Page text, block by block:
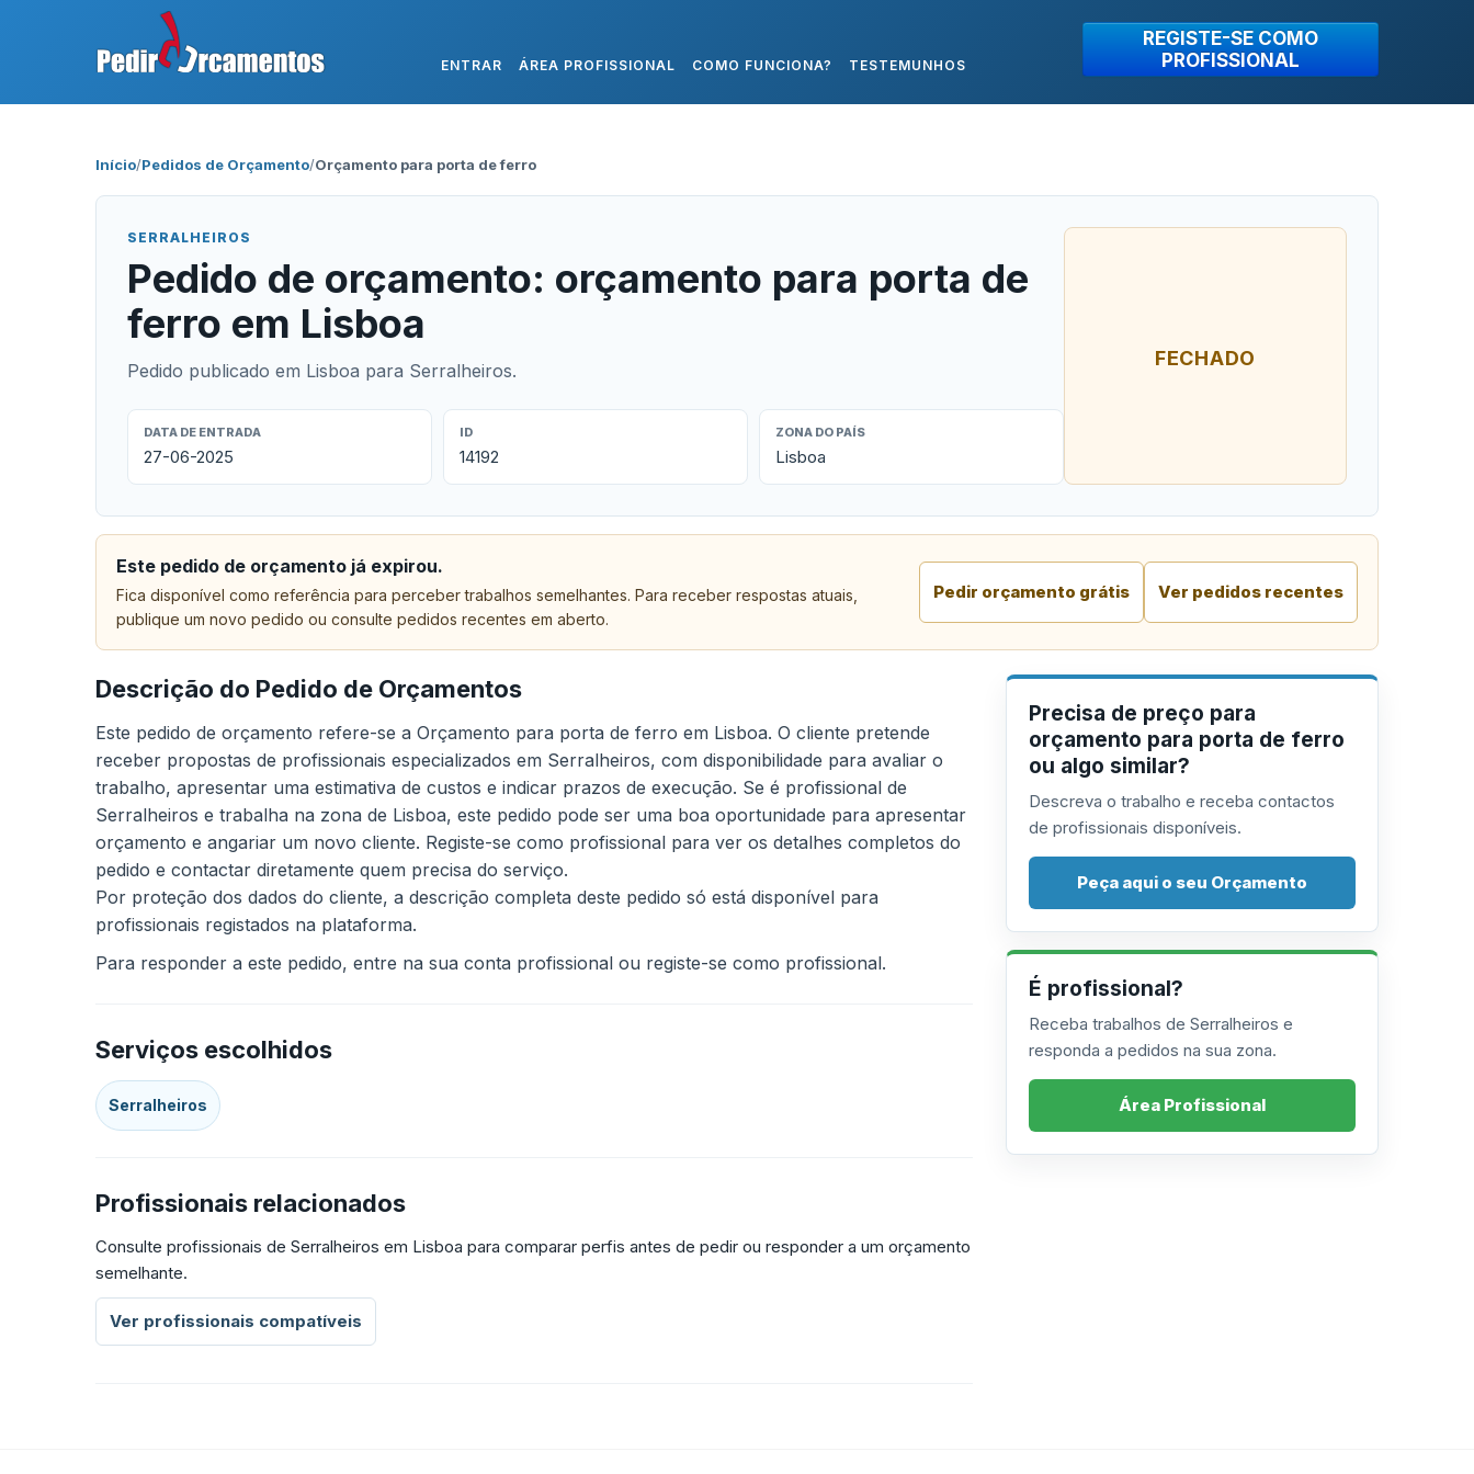
ENTRAR ÁREA PROFISSIONAL COMO FUNCIONA? TESTEMUNHOS
REGISTE-SE COMO
PROFISSIONAL
Início/Pedidos de Orçamento/Orçamento para porta de ferro
SERRALHEIROS
Pedido de orçamento: orçamento para porta de
ferro em Lisboa
Pedido publicado em Lisboa para Serralheiros.
DATA DE ENTRADA
27-06-2025
ID
14192
ZONA DO PAÍS
Lisboa
FECHADO
Este pedido de orçamento já expirou.
Fica disponível como referência para perceber trabalhos semelhantes. Para receber respostas atuais,
publique um novo pedido ou consulte pedidos recentes em aberto.
Pedir orçamento grátis Ver pedidos recentes
Descrição do Pedido de Orçamentos
Este pedido de orçamento refere-se a Orçamento para porta de ferro em Lisboa. O cliente pretende
receber propostas de profissionais especializados em Serralheiros, com disponibilidade para avaliar o
trabalho, apresentar uma estimativa de custos e indicar prazos de execução. Se é profissional de
Serralheiros e trabalha na zona de Lisboa, este pedido pode ser uma boa oportunidade para apresentar
orçamento e angariar um novo cliente. Registe-se como profissional para ver os detalhes completos do
pedido e contactar diretamente quem precisa do serviço.
Por proteção dos dados do cliente, a descrição completa deste pedido só está disponível para
profissionais registados na plataforma.
Para responder a este pedido, entre na sua conta profissional ou registe-se como profissional.
Serviços escolhidos
Serralheiros
Profissionais relacionados
Consulte profissionais de Serralheiros em Lisboa para comparar perfis antes de pedir ou responder a um orçamento
semelhante.
Ver profissionais compatíveis
Precisa de preço para
orçamento para porta de ferro
ou algo similar?
Descreva o trabalho e receba contactos
de profissionais disponíveis.
Peça aqui o seu Orçamento
É profissional?
Receba trabalhos de Serralheiros e
responda a pedidos na sua zona.
Área Profissional